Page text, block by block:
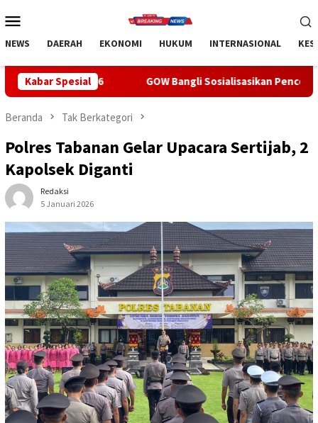
ke
Mobile
NEWS DAERAH EKONOMI HUKUM INTERNASIONAL
Kabar Spesial
GOW Bangli Sosialisasikan Pencegahan Bullying di SMPN 1
Beranda Tak Berkategori
Polres Tabanan Gelar Upacara Sertijab, 2
Kapolsek Diganti
Redaksi
5 Januari 2026